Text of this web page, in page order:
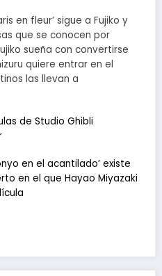
en fleur’ sigue a Fujiko y
que se conocen por
sueña con convertirse
quiere entrar en el
las llevan a
de Studio Ghibli
en el acantilado’ existe
en el que Hayao Miyazaki